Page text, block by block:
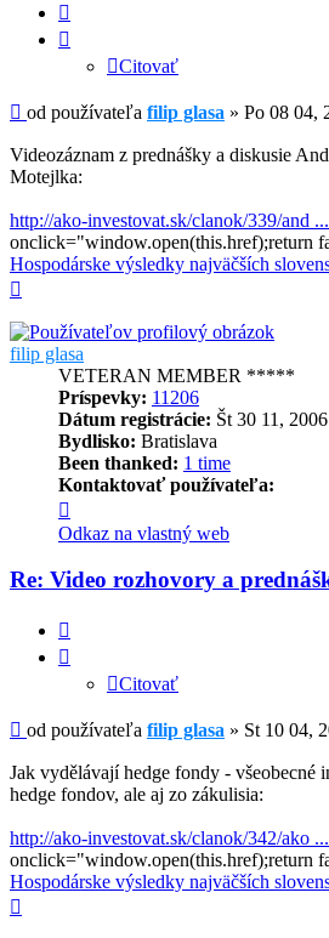
Citovať
Príspevok
od používateľa filip glasa » Po 08 04,
Videozáznam z prednášky a diskusie
Motejlka:
http://ako-investovat.sk/clanok/339/and
onclick="window.open(this.href);return
Hospodárske výsledky najväčších
filip glasa
VETERAN MEMBER *****
Príspevky: 11206
Dátum registrácie: Št 30 11,
Bydlisko: Bratislava
Been thanked: 1 time
Kontaktovať používateľa:
informácie
používateľa
-
filip
Odkaz na vlastný web
Re: Video rozhovory a
Citovať
Príspevok
od používateľa filip glasa » St 10 04,
Jak vydělávají hedge fondy - všeobecné
hedge fondov, ale aj zo zákulisia:
http://ako-investovat.sk/clanok/342/ako
onclick="window.open(this.href);return
Hospodárske výsledky najväčších